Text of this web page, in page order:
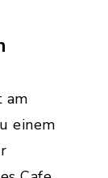
am
einem